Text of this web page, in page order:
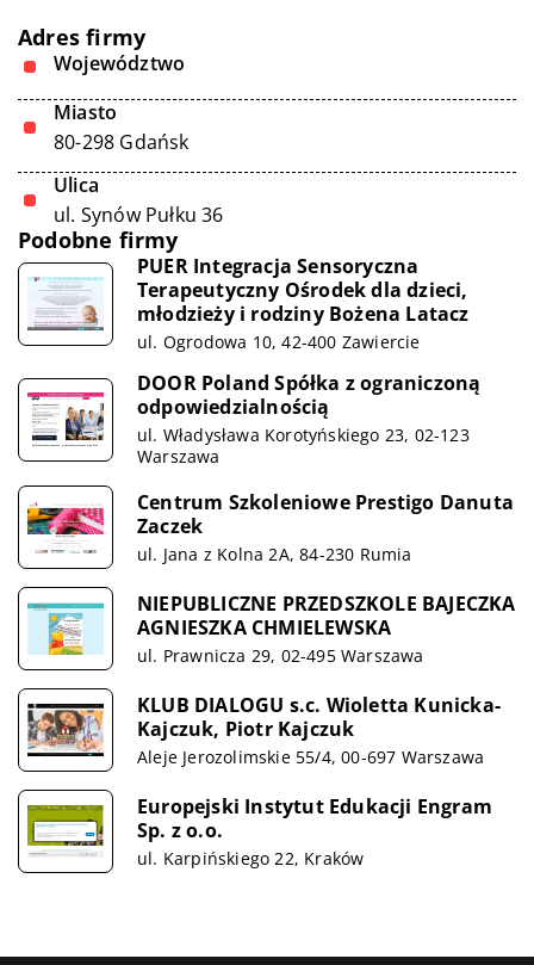
Adres firmy
Województwo
Miasto
80-298 Gdańsk
Ulica
ul. Synów Pułku 36
Podobne firmy
PUER Integracja Sensoryczna
Terapeutyczny Ośrodek dla dzieci,
młodzieży i rodziny Bożena Latacz
ul. Ogrodowa 10, 42-400 Zawiercie
DOOR Poland Spółka z ograniczoną
odpowiedzialnością
ul. Władysława Korotyńskiego 23, 02-123
Warszawa
Centrum Szkoleniowe Prestigo Danuta
Zaczek
ul. Jana z Kolna 2A, 84-230 Rumia
NIEPUBLICZNE PRZEDSZKOLE BAJECZKA
AGNIESZKA CHMIELEWSKA
ul. Prawnicza 29, 02-495 Warszawa
KLUB DIALOGU s.c. Wioletta Kunicka-
Kajczuk, Piotr Kajczuk
Aleje Jerozolimskie 55/4, 00-697 Warszawa
Europejski Instytut Edukacji Engram
Sp. z o.o.
ul. Karpińskiego 22, Kraków